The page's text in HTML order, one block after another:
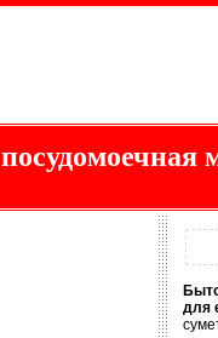
для